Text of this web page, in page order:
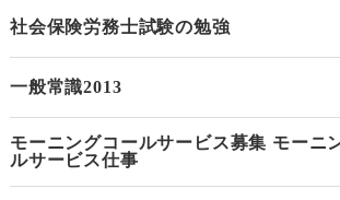
社会保険労務士試験の勉強
一般常識2013
モーニングコールサービス募集 モーニ
ルサービス仕事